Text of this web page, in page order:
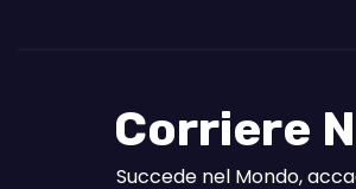
Corriere
Succede nel Mondo,